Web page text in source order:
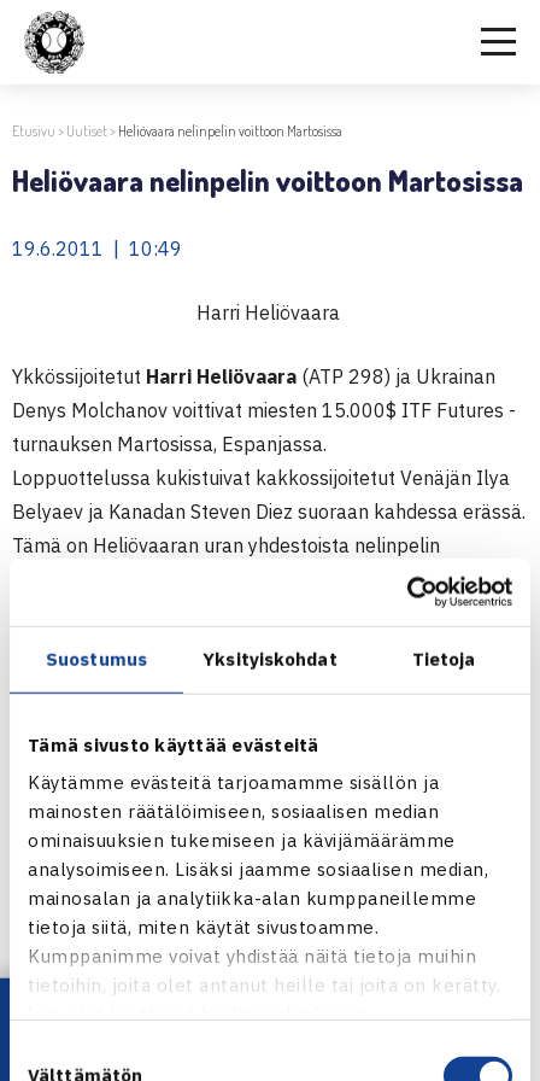
Suostumus Yksityiskohdat Tietoja
Tämä sivusto käyttää evästeitä
Käytämme evästeitä tarjoamamme sisällön ja
mainosten räätälöimiseen, sosiaalisen median
ominaisuuksien tukemiseen ja kävijämäärämme
analysoimiseen. Lisäksi jaamme sosiaalisen median,
mainosalan ja analytiikka-alan kumppaneillemme
tietoja siitä, miten käytät sivustoamme.
Kumppanimme voivat yhdistää näitä tietoja muihin
tietoihin, joita olet antanut heille tai joita on kerätty,
Välttämätön
Etusivu > Uutiset> Heliövaara nelinpelin voittoon Martosissa
Heliövaara nelinpelin voittoon Martosissa
19.6.2011 | 10:49
Harri Heliövaara
Ykkössijoitetut Harri Heliövaara (ATP 298) ja Ukrainan
Denys Molchanov voittivat miesten 15.000$ ITF Futures -
turnauksen Martosissa, Espanjassa.
Loppuottelussa kukistuivat kakkossijoitetut Venäjän Ilya
Belyaev ja Kanadan Steven Diez suoraan kahdessa erässä.
Tämä on Heliövaaran uran yhdestoista nelinpelin
Alkavalla viikolla Heliövaara pelaa 10.000$ ITF Futures -
Miesten 15.000$ ITF Futures -turnaus
13.-19.6.2011 Martos, Espanja
Loppuottelu: Harri Heliövaara/Denys Molchanov Ukraina
(1.) – Ilya Belyaev Venäjä/Steven Diez Kanada (2.) 63 64
Martosin ITF Futures -turnaus verkossa
Jaa: